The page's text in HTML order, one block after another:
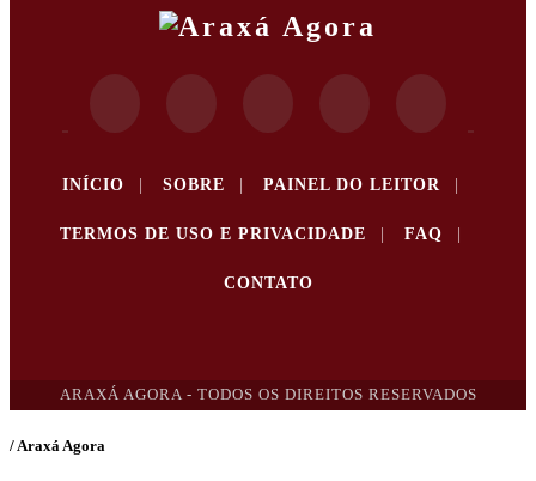
INÍCIO | SOBRE | PAINEL DO LEITOR |
TERMOS DE USO E PRIVACIDADE | FAQ |
CONTATO
ARAXÁ AGORA - TODOS OS DIREITOS RESERVADOS
/ Araxá Agora